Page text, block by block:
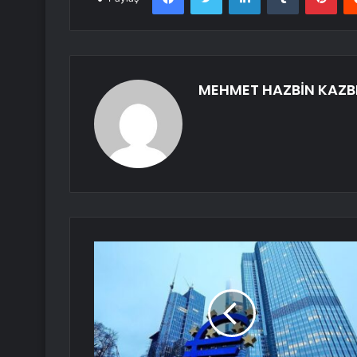
MEHMET HAZBİN